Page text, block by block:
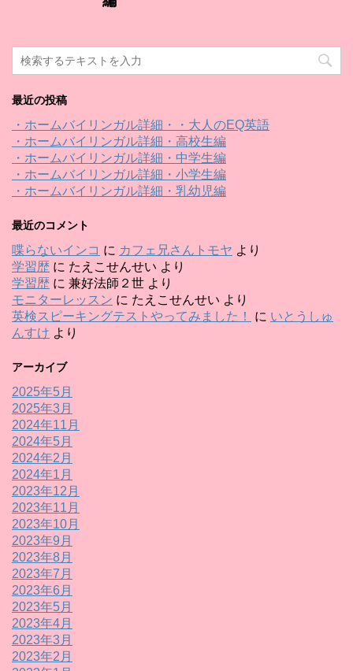
最近の投稿
・ホームバイリンガル詳細・・大人のEQ英語
・ホームバイリンガル詳細・高校生編
・ホームバイリンガル詳細・中学生編
・ホームバイリンガル詳細・小学生編
・ホームバイリンガル詳細・乳幼児編
最近のコメント
喋らないインコ に カフェ兄さんトモヤ より
学習歴 に たえこせんせい より
学習歴 に 兼好法師２世 より
モニターレッスン に たえこせんせい より
英検スピーキングテストやってみました！
に いとうしゅ
んすけ より
アーカイブ
2025年5月
2025年3月
2024年11月
2024年5月
2024年2月
2024年1月
2023年12月
2023年11月
2023年10月
2023年9月
2023年8月
2023年7月
2023年6月
2023年5月
2023年4月
2023年3月
2023年2月